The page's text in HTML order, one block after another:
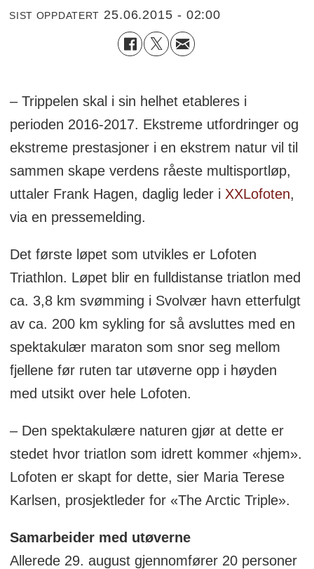
SIST OPPDATERT 25.06.2015 - 02:00
– Trippelen skal i sin helhet etableres i
perioden 2016-2017. Ekstreme utfordringer og
ekstreme prestasjoner i en ekstrem natur vil til
sammen skape verdens råeste multisportløp,
uttaler Frank Hagen, daglig leder i XXLofoten,
via en pressemelding.
Det første løpet som utvikles er Lofoten
Triathlon. Løpet blir en fulldistanse triatlon med
ca. 3,8 km svømming i Svolvær havn etterfulgt
av ca. 200 km sykling for så avsluttes med en
spektakulær maraton som snor seg mellom
fjellene før ruten tar utøverne opp i høyden
med utsikt over hele Lofoten.
– Den spektakulære naturen gjør at dette er
stedet hvor triatlon som idrett kommer «hjem».
Lofoten er skapt for dette, sier Maria Terese
Karlsen, prosjektleder for «The Arctic Triple».
Samarbeider med utøverne
Allerede 29. august gjennomfører 20 personer